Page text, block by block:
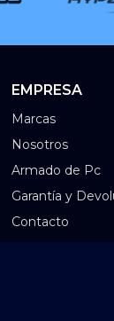
EMPRESA
Marcas
Nosotros
Armado de Pc
Garantía y
Contacto